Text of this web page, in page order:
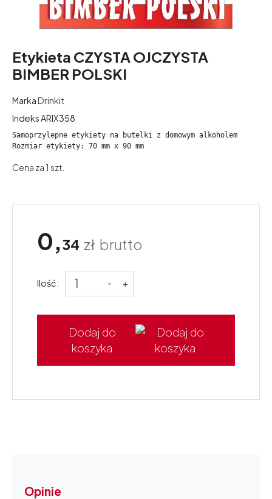
Etykieta CZYSTA OJCZYSTA
BIMBER POLSKI
MarkaDrinkit
IndeksARIX358
Samoprzylepne etykiety na butelki z domowym alkoholem
Rozmiar etykiety: 70 mm x 90 mm
Cena za 1 szt.
0,34 zł brutto
Ilość: - +
Dodaj do
koszyka
Opinie